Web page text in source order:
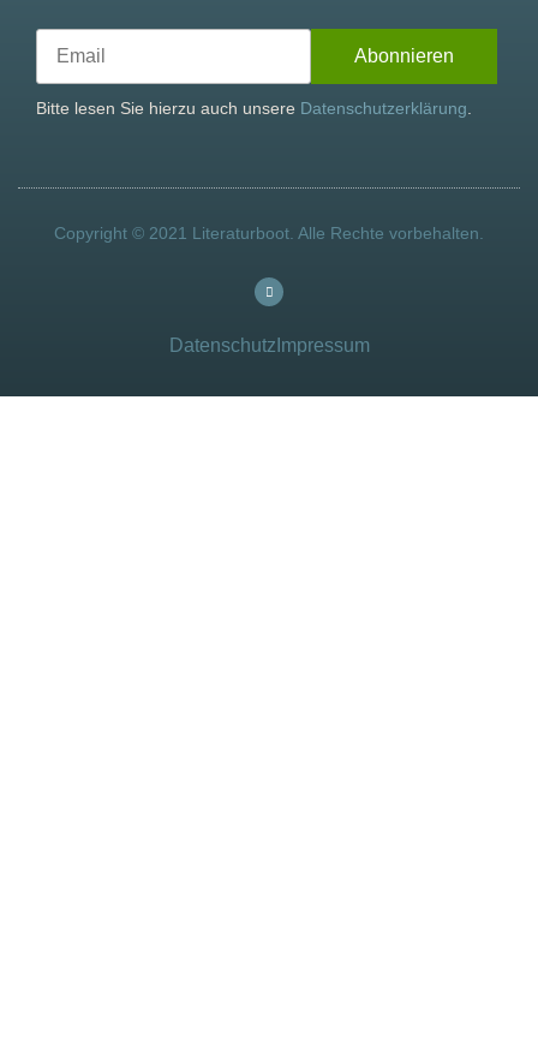
Bitte lesen Sie hierzu auch unsere Datenschutzerklärung.
Copyright © 2021 Literaturboot. Alle Rechte vorbehalten.
Datenschutz Impressum